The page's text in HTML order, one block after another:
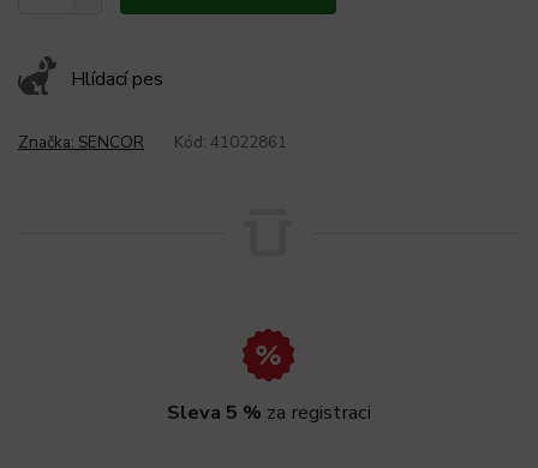
Hlídací pes
Značka: SENCOR Kód: 41022861
Sleva 5 % za registraci